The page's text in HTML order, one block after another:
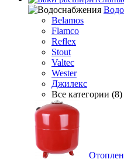
Belamos
Flamco
Reflex
Stout
Valtec
Wester
Джилекс
Все категории (8)